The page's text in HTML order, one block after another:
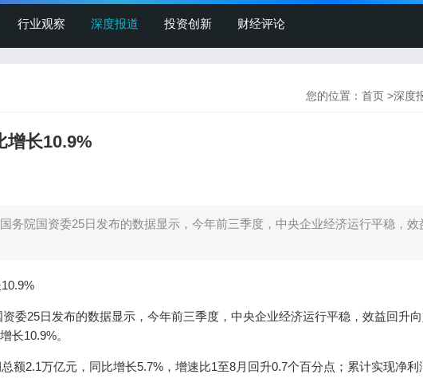
行业观察 深度报道 投资创新 财经评论
您的位置： 首页 >深度
增长10.9%
务院国资委25日发布的数据显示，今年前三季度，中央企业经济运行平稳，效
委25日发布的数据显示，今年前三季度，中央企业经济运行平稳，效益回升向
长10.9%。
额2.1万亿元，同比增长5.7%，增速比1至8月回升0.7个百分点；累计实现净利